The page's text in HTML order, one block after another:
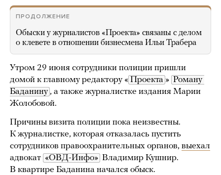
ПРОДОЛЖЕНИЕ
Обыски у журналистов «Проекта» связаны с делом
о клевете в отношении бизнесмена Ильи Трабера
Утром 29 июня сотрудники полиции пришли
домой к главному редактору « Проекта » Роману
Баданину , а также журналистке издания Марии
Жолобовой.
Причины визита полиции пока неизвестны.
К журналистке, которая отказалась пустить
сотрудников правоохранительных органов, выехал
адвокат «ОВД-Инфо» Владимир Кушнир.
В квартире Баданина начался обыск.